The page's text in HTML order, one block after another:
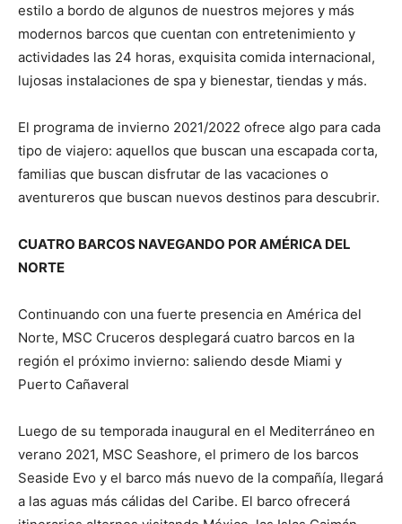
estilo a bordo de algunos de nuestros mejores y más
modernos barcos que cuentan con entretenimiento y
actividades las 24 horas, exquisita comida internacional,
lujosas instalaciones de spa y bienestar, tiendas y más.
El programa de invierno 2021/2022 ofrece algo para cada
tipo de viajero: aquellos que buscan una escapada corta,
familias que buscan disfrutar de las vacaciones o
aventureros que buscan nuevos destinos para descubrir.
CUATRO BARCOS NAVEGANDO POR AMÉRICA DEL
NORTE
Continuando con una fuerte presencia en América del
Norte, MSC Cruceros desplegará cuatro barcos en la
región el próximo invierno: saliendo desde Miami y
Puerto Cañaveral
Luego de su temporada inaugural en el Mediterráneo en
verano 2021, MSC Seashore, el primero de los barcos
Seaside Evo y el barco más nuevo de la compañía, llegará
a las aguas más cálidas del Caribe. El barco ofrecerá